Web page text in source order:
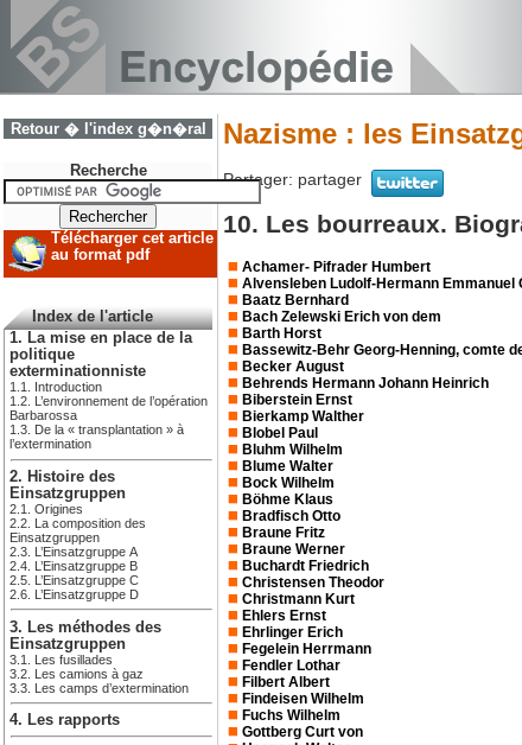
Retour � l'index g�n�ral
Recherche
Télécharger cet article
au format pdf
Index de l'article
1. La mise en place de la
politique
exterminationniste
1.1. Introduction
1.2. L’environnement de l’opération
Barbarossa
1.3. De la « transplantation » à
l’extermination
2. Histoire des
Einsatzgruppen
2.1. Origines
2.2. La composition des
Einsatzgruppen
2.3. L’Einsatzgruppe A
2.4. L’Einsatzgruppe B
2.5. L’Einsatzgruppe C
2.6. L’Einsatzgruppe D
3. Les méthodes des
Einsatzgruppen
3.1. Les fusillades
3.2. Les camions à gaz
3.3. Les camps d’extermination
4. Les rapports
Nazisme : les
Partager: partager
10. Les bourreaux.
Achamer- Pifrader Humbert
Alvensleben Ludolf-Hermann Emmanuel
Baatz Bernhard
Bach Zelewski Erich von dem
Barth Horst
Bassewitz-Behr Georg-Henning, comte
Becker August
Behrends Hermann Johann Heinrich
Biberstein Ernst
Bierkamp Walther
Blobel Paul
Bluhm Wilhelm
Blume Walter
Bock Wilhelm
Böhme Klaus
Bradfisch Otto
Braune Fritz
Braune Werner
Buchardt Friedrich
Christensen Theodor
Christmann Kurt
Ehlers Ernst
Ehrlinger Erich
Fegelein Herrmann
Fendler Lothar
Filbert Albert
Findeisen Wilhelm
Fuchs Wilhelm
Gottberg Curt von